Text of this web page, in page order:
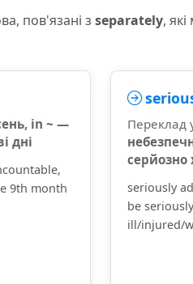
пов'язані з separately,
in ~ —
дні
9th month
Переклад
серйозно
seriously
be seriously
ill/injured/